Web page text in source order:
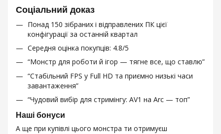
Соціальний доказ
Понад 150 зібраних і відправлених ПК цієї
конфігурації за останній квартал
Середня оцінка покупців: 4.8/5
“Монстр для роботи й ігор — тягне все, що ставлю”
“Стабільний FPS у Full HD та приємно низькі часи
завантаження”
“Чудовий вибір для стримінгу: AV1 на Arc — топ”
Наші бонуси
А ще при купівлі цього монстра ти отримуєш